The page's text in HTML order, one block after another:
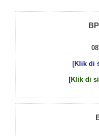
[Klik di
[Klik di